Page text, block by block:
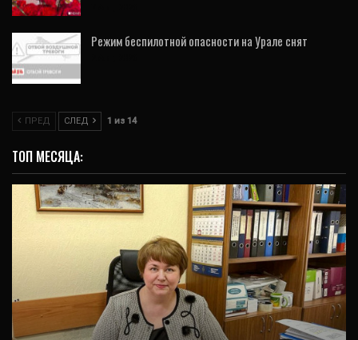
Режим беспилотной опасности на Урале снят
ПРЕД СЛЕД 1 из 14
ТОП МЕСЯЦА:
ИНТЕРВЬЮ
Патриотизм и финансы с 1 класса: в